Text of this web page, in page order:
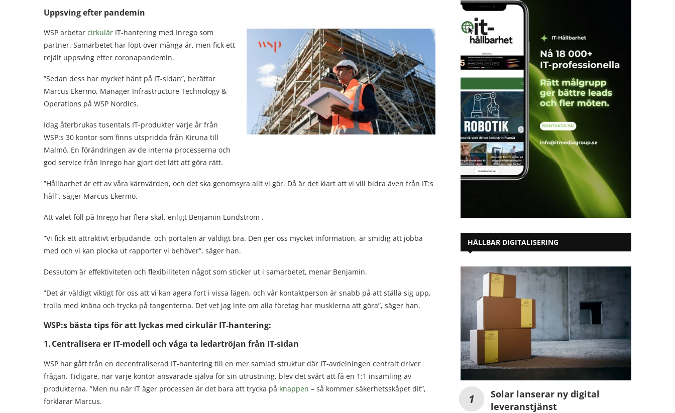
Uppsving efter pandemin
WSP arbetar cirkulär IT-hantering med Inrego som
partner. Samarbetet har löpt över många år, men fick ett
rejält uppsving efter coronapandemin.
”Sedan dess har mycket hänt på IT-sidan”, berättar
Marcus Ekermo, Manager Infrastructure Technology &
Operations på WSP Nordics.
Idag återbrukas tusentals IT-produkter varje år från
WSP:s 30 kontor som finns utspridda från Kiruna till
Malmö. En förändringen av de interna processerna och
god service från Inrego har gjort det lätt att göra rätt.
”Hållbarhet är ett av våra kärnvärden, och det ska genomsyra allt vi gör. Då är det klart att vi vill bidra även från IT:s
håll”, säger Marcus Ekermo.
Att valet föll på Inrego har flera skäl, enligt Benjamin Lundström .
”Vi fick ett attraktivt erbjudande, och portalen är väldigt bra. Den ger oss mycket information, är smidig att jobba
med och vi kan plocka ut rapporter vi behöver”, säger han.
Dessutom är effektiviteten och flexibiliteten något som sticker ut i samarbetet, menar Benjamin.
”Det är väldigt viktigt för oss att vi kan agera fort i vissa lägen, och vår kontaktperson är snabb på att ställa sig upp,
trolla med knäna och trycka på tangenterna. Det vet jag inte om alla företag har musklerna att göra”, säger han.
WSP:s bästa tips för att lyckas med cirkulär IT-hantering:
1.Centralisera er IT-modell och våga ta ledartröjan från IT-sidan
WSP har gått från en decentraliserad IT-hantering till en mer samlad struktur där IT-avdelningen centralt driver
frågan. Tidigare, när varje kontor ansvarade själva för sin utrustning, blev det svårt att få en 1:1 insamling av
produkterna. ”Men nu när IT äger processen är det bara att trycka på knappen – så kommer säkerhetsskåpet dit”,
förklarar Marcus.
HÅLLBAR DIGITALISERING
Solar lanserar ny digital
leveranstjänst